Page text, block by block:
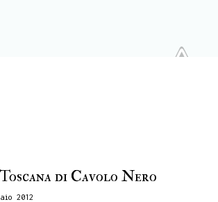
di Cavolo Nero
2012